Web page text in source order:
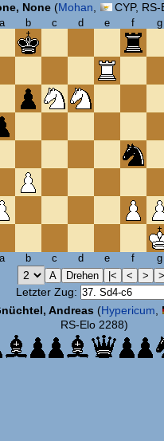
None (Mohan CYP,
a b c d e f
g
a
b c d e f g
Letzter Zug:
Andreas (Hypericum
RS-Elo 2288)